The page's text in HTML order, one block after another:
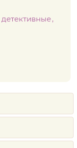
детективные